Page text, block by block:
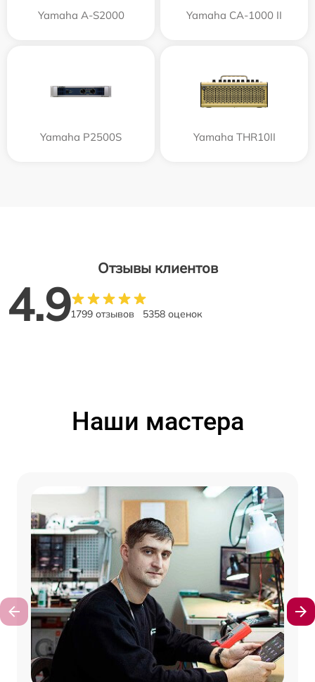
Yamaha A-S2000 Yamaha CA-1000 II
Yamaha P2500S Yamaha THR10II
Отзывы клиентов
4.91799 отзывов 5358 оценок
Наши мастера